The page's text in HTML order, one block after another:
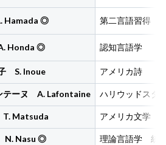
Hamada ◎ 第二言語習得
Honda ◎ 認知言語学
S. Inoue アメリカ詩
テーヌ A. Lafontaine ハリウッドスタ
Matsuda アメリカ文学
Nasu ◎ 理論言語学 統